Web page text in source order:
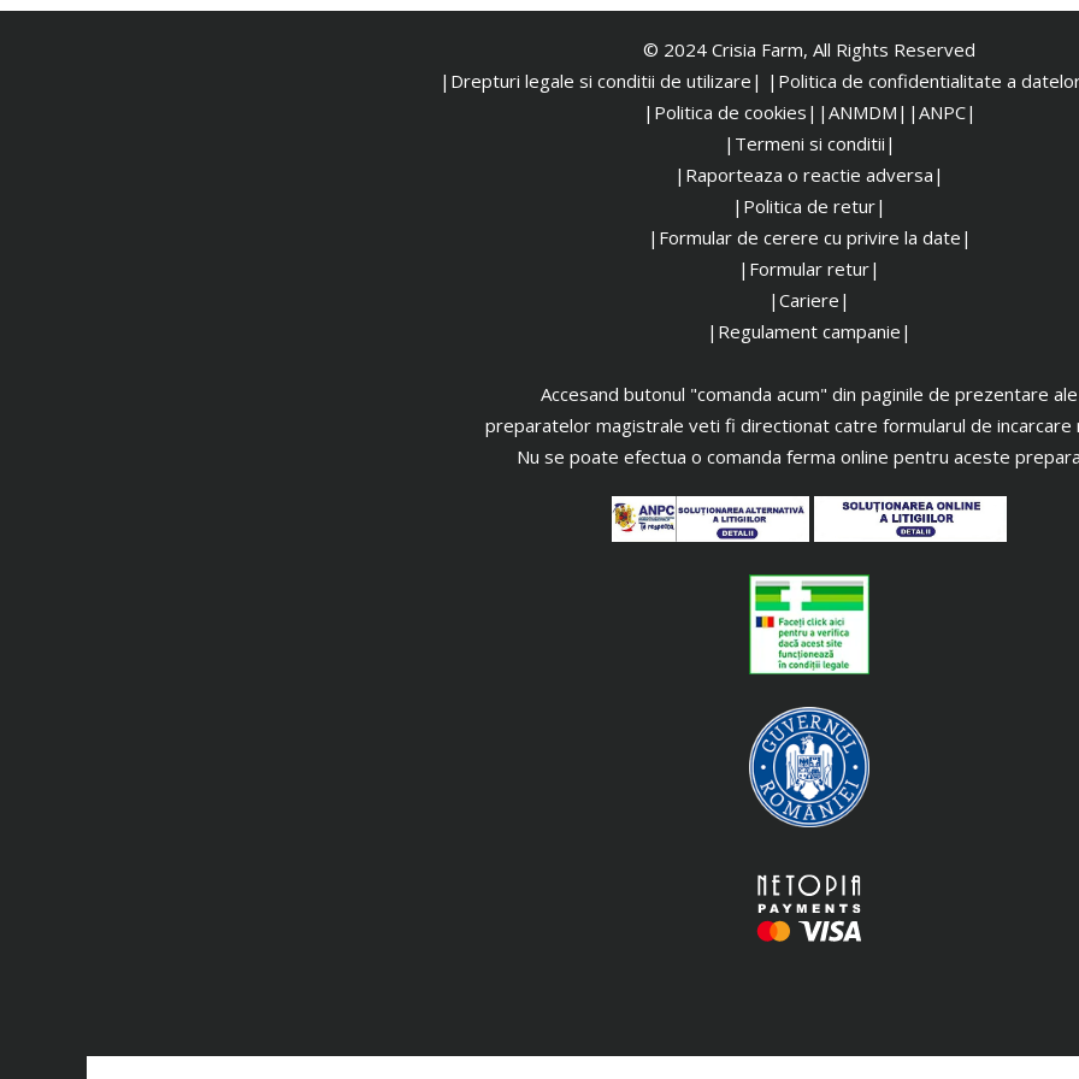
© 2024 Crisia Farm, All Rights Reserved
|Drepturi legale si conditii de utilizare| | Politica de confidentialitate a
|Politica de cookies| |ANMDM| |ANPC|
|Termeni si conditii|
|Raporteaza o reactie adversa|
|Politica de retur|
|Formular de cerere cu privire la date|
|Formular retur|
|Cariere|
|Regulament campanie|
Accesand butonul "comanda acum" din paginile de prezentare ale
preparatelor magistrale veti fi directionat catre formularul de incarcare
Nu se poate efectua o comanda ferma online pentru aceste